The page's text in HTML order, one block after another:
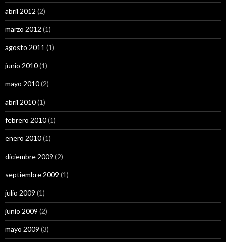
abril 2012 (2)
marzo 2012 (1)
agosto 2011 (1)
junio 2010(1)
mayo 2010(2)
abril 2010(1)
febrero 2010(1)
enero 2010(1)
diciembre 2009 (2)
septiembre 2009 (1)
julio 2009 (1)
junio 2009 (2)
mayo 2009 (3)